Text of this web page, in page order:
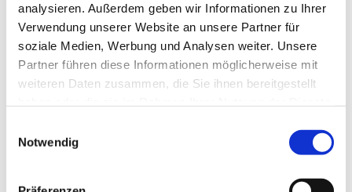
analysieren. Außerdem geben wir Informationen zu Ihrer
Verwendung unserer Website an unsere Partner für
soziale Medien, Werbung und Analysen weiter. Unsere
Partner führen diese Informationen möglicherweise mit
weiteren Daten zusammen, die Sie ihnen bereitgestellt
Notwendig